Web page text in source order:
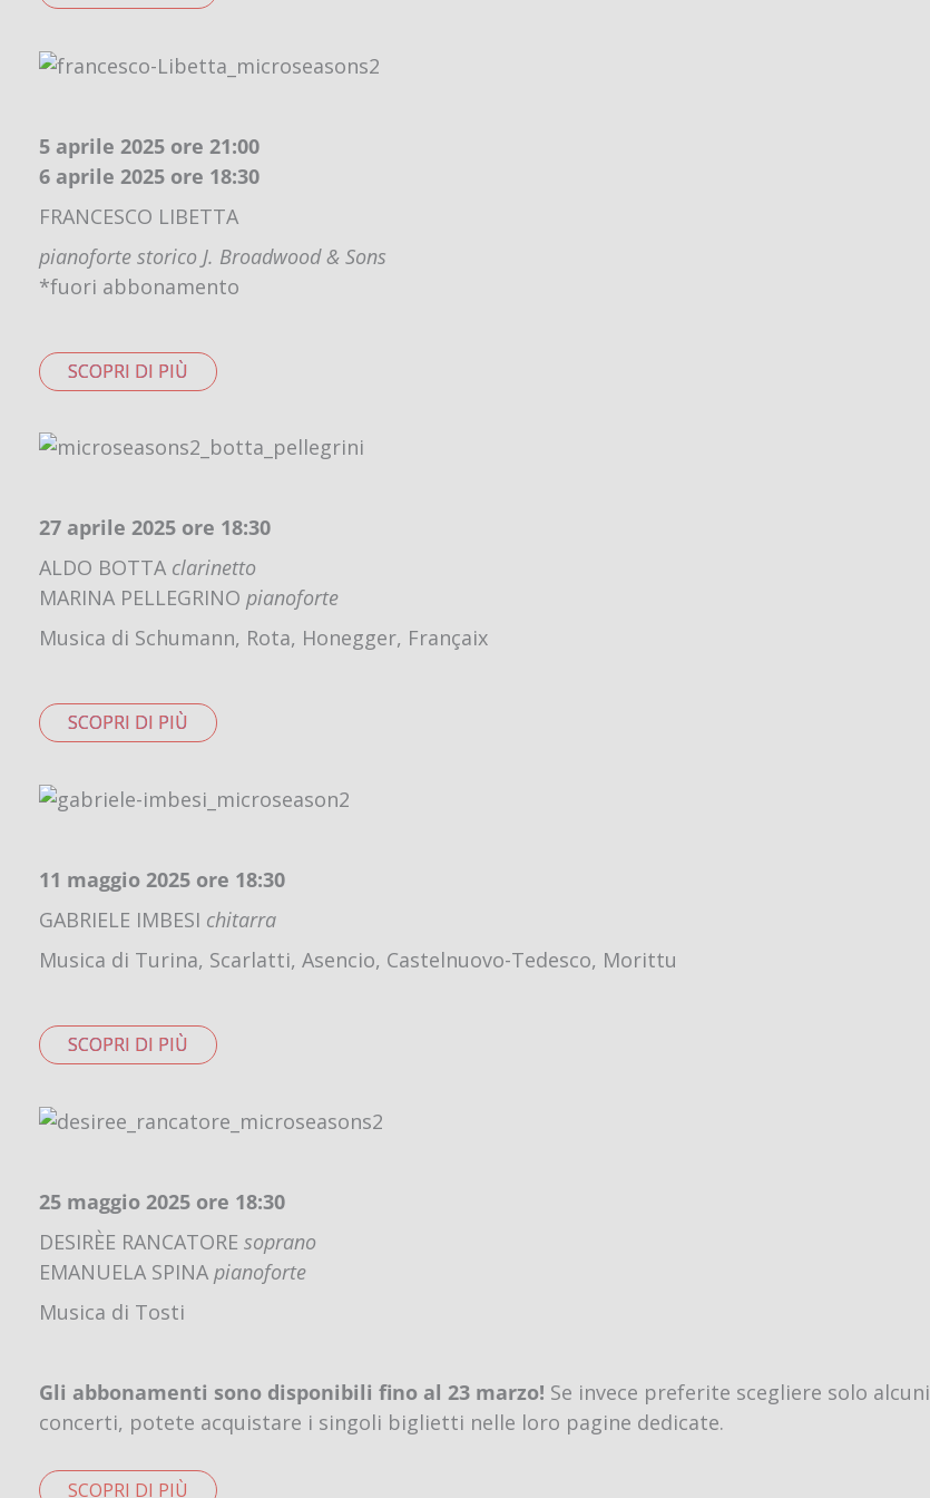
5 aprile 2025 ore 21:00
6 aprile 2025 ore 18:30
FRANCESCO LIBETTA
pianoforte storico J. Broadwood & Sons
*fuori abbonamento
SCOPRI DI PIÙ
27 aprile 2025 ore 18:30
ALDO BOTTA clarinetto
MARINA PELLEGRINO pianoforte
Musica di Schumann, Rota, Honegger, Françaix
SCOPRI DI PIÙ
11 maggio 2025 ore 18:30
GABRIELE IMBESI chitarra
Musica di Turina, Scarlatti, Asencio, Castelnuovo-Tedesco, Morittu
SCOPRI DI PIÙ
25 maggio 2025 ore 18:30
DESIRÈE RANCATORE soprano
EMANUELA SPINA pianoforte
Musica di Tosti
Gli abbonamenti sono disponibili fino al 23 marzo! Se invece preferite scegliere solo alcuni
concerti, potete acquistare i singoli biglietti nelle loro pagine dedicate.
SCOPRI DI PIÙ